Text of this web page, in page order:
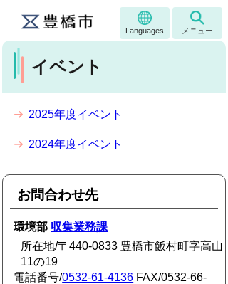
Languages メニュー
イベント
2025年度イベント
2024年度イベント
お問合わせ先
環境部 収集業務課
所在地/〒440-0833 豊橋市飯村町字高山
11の19
電話番号/0532-61-4136 FAX/0532-66-